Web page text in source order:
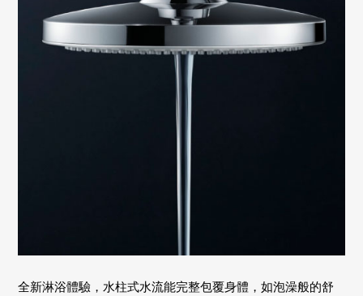
全新淋浴體驗，水柱式水流能完整包覆身體，如泡澡般的舒